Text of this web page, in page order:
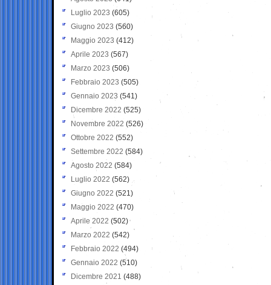
Luglio 2023 (605)
Giugno 2023 (560)
Maggio 2023 (412)
Aprile 2023 (567)
Marzo 2023 (506)
Febbraio 2023 (505)
Gennaio 2023 (541)
Dicembre 2022 (525)
Novembre 2022 (526)
Ottobre 2022 (552)
Settembre 2022 (584)
Agosto 2022 (584)
Luglio 2022 (562)
Giugno 2022 (521)
Maggio 2022 (470)
Aprile 2022 (502)
Marzo 2022 (542)
Febbraio 2022 (494)
Gennaio 2022 (510)
Dicembre 2021 (488)